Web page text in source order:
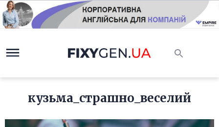
кузьма_страшно_веселий